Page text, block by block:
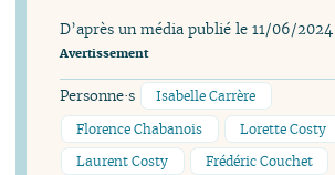
D’après un média publié le 11/06/2024
Avertissement
Personne·s
Isabelle Carrère
Florence Chabanois
Lorette Costy
Laurent Costy
Frédéric Couchet